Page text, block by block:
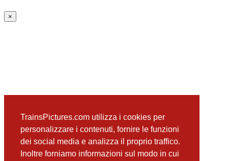
TrainsPictures.com utilizza i cookies per
personalizzare i contenuti, fornire le funzioni
dei social media e analizza il proprio traffico.
Inoltre forniamo informazioni sul modo in cui
×